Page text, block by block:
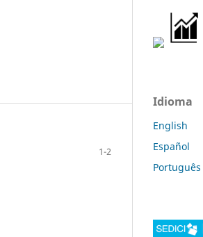
1-2
Idioma
English
Español
Português